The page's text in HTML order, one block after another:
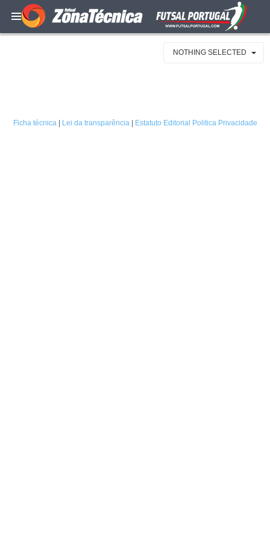
NOTHING SELECTED
Ficha técnica| Lei da transparência| Estatuto Editorial Politica Privacidade